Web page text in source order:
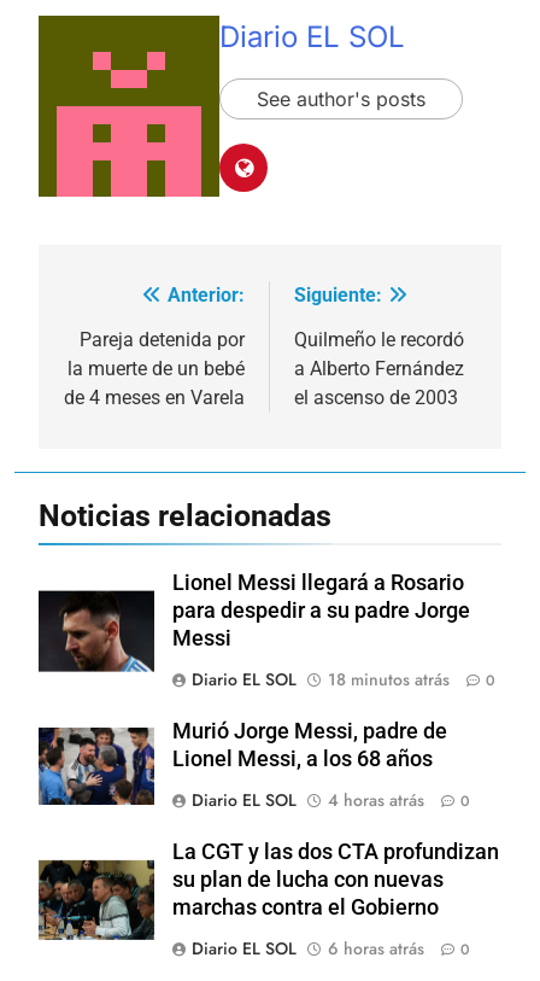
Diario EL SOL
See author's posts
Navegación
de
entradas
Anterior:
Pareja detenida por
la muerte de un bebé
de 4 meses en Varela
Siguiente:
Quilmeño le recordó
a Alberto Fernández
el ascenso de 2003
Noticias relacionadas
Lionel Messi llegará a Rosario
para despedir a su padre Jorge
Messi
Diario EL SOL
18 minutos atrás 0
Murió Jorge Messi, padre de
Lionel Messi, a los 68 años
Diario EL SOL
4 horas atrás 0
La CGT y las dos CTA profundizan
su plan de lucha con nuevas
marchas contra el Gobierno
Diario EL SOL
6 horas atrás 0